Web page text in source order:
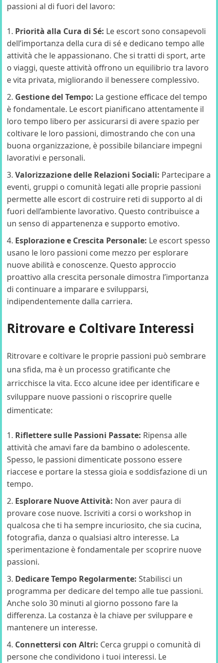
passioni al di fuori del lavoro:
Priorità alla Cura di Sé: Le escort sono consapevoli
dell’importanza della cura di sé e dedicano tempo alle
attività che le appassionano. Che si tratti di sport, arte
o viaggi, queste attività offrono un equilibrio tra lavoro
e vita privata, migliorando il benessere complessivo.
Gestione del Tempo: La gestione efficace del tempo
è fondamentale. Le escort pianificano attentamente il
loro tempo libero per assicurarsi di avere spazio per
coltivare le loro passioni, dimostrando che con una
buona organizzazione, è possibile bilanciare impegni
lavorativi e personali.
Valorizzazione delle Relazioni Sociali: Partecipare a
eventi, gruppi o comunità legati alle proprie passioni
permette alle escort di costruire reti di supporto al di
fuori dell’ambiente lavorativo. Questo contribuisce a
un senso di appartenenza e supporto emotivo.
Esplorazione e Crescita Personale: Le escort spesso
usano le loro passioni come mezzo per esplorare
nuove abilità e conoscenze. Questo approccio
proattivo alla crescita personale dimostra l’importanza
di continuare a imparare e svilupparsi,
indipendentemente dalla carriera.
Ritrovare e Coltivare Interessi
Ritrovare e coltivare le proprie passioni può sembrare
una sfida, ma è un processo gratificante che
arricchisce la vita. Ecco alcune idee per identificare e
sviluppare nuove passioni o riscoprire quelle
dimenticate:
Riflettere sulle Passioni Passate: Ripensa alle
attività che amavi fare da bambino o adolescente.
Spesso, le passioni dimenticate possono essere
riaccese e portare la stessa gioia e soddisfazione di un
tempo.
Esplorare Nuove Attività: Non aver paura di
provare cose nuove. Iscriviti a corsi o workshop in
qualcosa che ti ha sempre incuriosito, che sia cucina,
fotografia, danza o qualsiasi altro interesse. La
sperimentazione è fondamentale per scoprire nuove
passioni.
Dedicare Tempo Regolarmente: Stabilisci un
programma per dedicare del tempo alle tue passioni.
Anche solo 30 minuti al giorno possono fare la
differenza. La costanza è la chiave per sviluppare e
mantenere un interesse.
Connettersi con Altri: Cerca gruppi o comunità di
persone che condividono i tuoi interessi. Le